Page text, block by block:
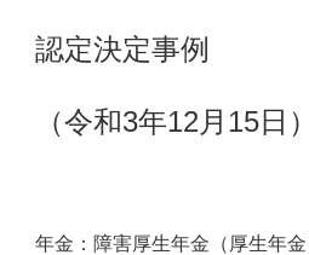
認定決定事例
（令和3年12月15日）
年金：障害厚生年金（厚生年金